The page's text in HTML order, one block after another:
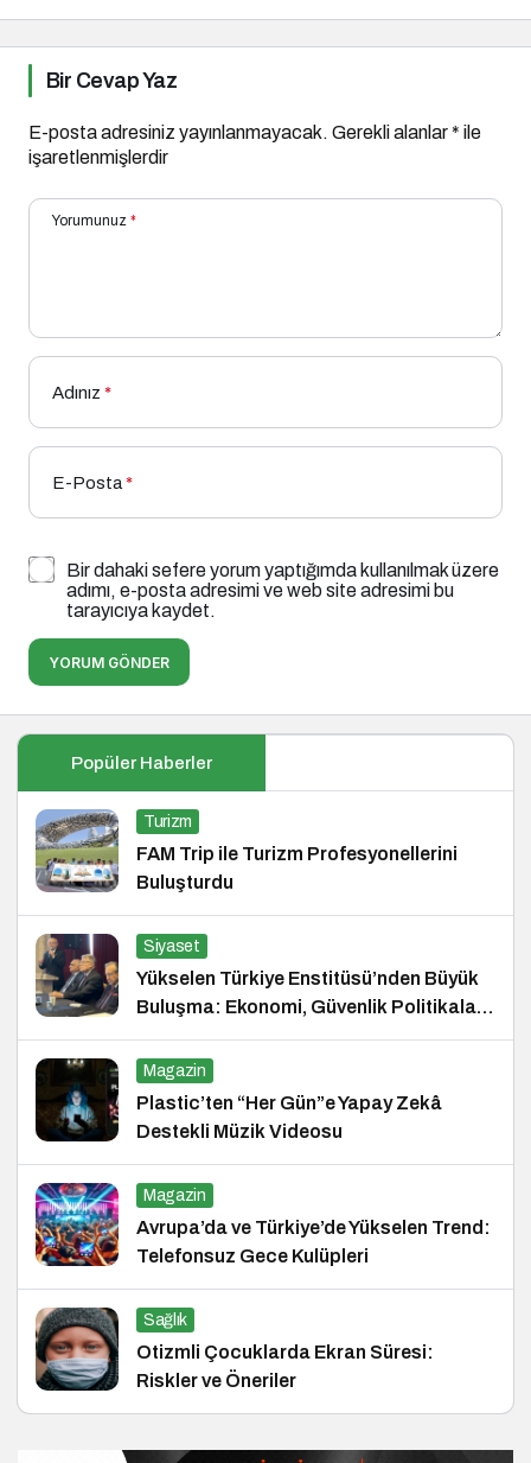
Bir Cevap Yaz
E-posta adresiniz yayınlanmayacak. Gerekli alanlar* ile
işaretlenmişlerdir
Yorumunuz *
Adınız *
E-Posta*
Bir dahaki sefere yorum yaptığımda kullanılmak üzere
adımı, e-posta adresimi ve web site adresimi bu
tarayıcıya kaydet.
YORUM GÖNDER
Popüler Haberler
Turizm
FAM Trip ile Turizm Profesyonellerini
Buluşturdu
Siyaset
Yükselen Türkiye Enstitüsü’nden Büyük
Buluşma: Ekonomi, Güvenlik Politikaları
ve Hukuk Konferansı
Magazin
Plastic’ten “Her Gün”e Yapay Zekâ
Destekli Müzik Videosu
Magazin
Avrupa’da ve Türkiye’de Yükselen Trend:
Telefonsuz Gece Kulüpleri
Sağlık
Otizmli Çocuklarda Ekran Süresi:
Riskler ve Öneriler